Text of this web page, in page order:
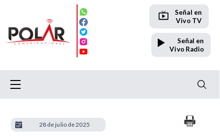
Señal en
Vivo TV
Señal en
Vivo Radio
28 de julio de 2025